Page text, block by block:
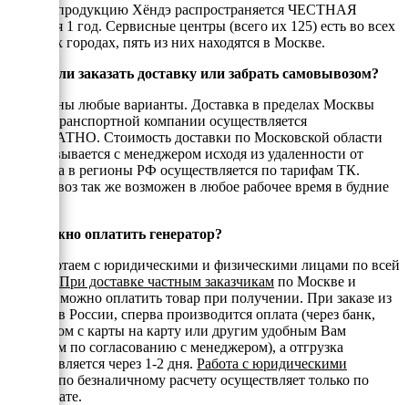
На всю продукцию Хёндэ распространяется ЧЕСТНАЯ
гарантия 1 год. Сервисные центры (всего их 125) есть во всех
крупных городах, пять из них находятся в Москве.
Можно ли заказать доставку или забрать самовывозом?
Возможны любые варианты. Доставка в пределах Москвы
или до транспортной компании осуществляется
БЕСПЛАТНО. Стоимость доставки по Московской области
согласовывается с менеджером исходя из удаленности от
МКАД, а в регионы РФ осуществляется по тарифам ТК.
Самовывоз так же возможен в любое рабочее время в будние
Как можно оплатить генератор?
Мы работаем с юридическими и физическими лицами по всей
При доставке частным заказчикам по Москве и
области можно оплатить товар при получении. При заказе из
регионов России, сперва производится оплата (через банк,
переводом с карты на карту или другим удобным Вам
способом по согласованию с менеджером), а отгрузка
осуществляется через 1-2 дня. Работа с юридическими
по безналичному расчету осуществляет только по
предоплате.